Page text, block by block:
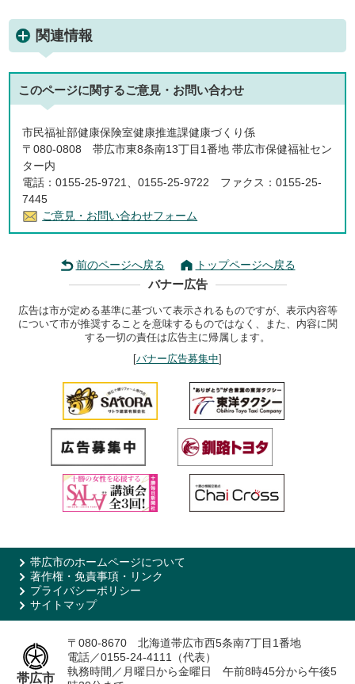
関連情報
このページに関するご意見・お問い合わせ
市民福祉部健康保険室健康推進課健康づくり係
〒080-0808 帯広市東8条南13丁目1番地 帯広市保健福祉セン
ター内
電話：0155-25-9721、0155-25-9722 ファクス：0155-25-
7445
ご意見・お問い合わせフォーム
前のページへ戻る トップページへ戻る
バナー広告
広告は市が定める基準に基づいて表示されるものですが、表示内容等
について市が推奨することを意味するものではなく、また、内容に関
する一切の責任は広告主に帰属します。
[バナー広告募集中]
帯広市のホームページについて
著作権・免責事項・リンク
プライバシーポリシー
サイトマップ
帯広市
〒080-8670 北海道帯広市西5条南7丁目1番地
電話／0155-24-4111（代表）
執務時間／月曜日から金曜日 午前8時45分から午後5